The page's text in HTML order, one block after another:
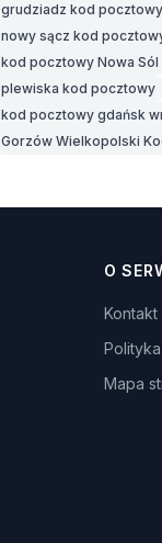
grudziadz kod pocztowy
nowy sącz kod
kod pocztowy Nowa Sól
plewiska kod pocztowy
kod pocztowy gdańsk
Gorzów Wielkopolski
O
Mapa